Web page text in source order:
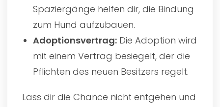
Spaziergänge helfen dir, die Bindung
zum Hund aufzubauen.
Adoptionsvertrag: Die Adoption wird
mit einem Vertrag besiegelt, der die
Pflichten des neuen Besitzers regelt.
Lass dir die Chance nicht entgehen und